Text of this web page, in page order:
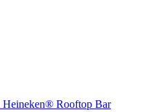
Heineken® Rooftop Bar